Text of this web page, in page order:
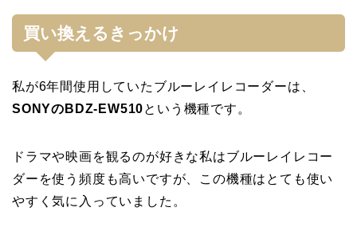
買い換えるきっかけ
私が6年間使用していたブルーレイレコーダーは、
SONYのBDZ-EW510という機種です。
ドラマや映画を観るのが好きな私はブルーレイレコー
ダーを使う頻度も高いですが、この機種はとても使い
やすく気に入っていました。